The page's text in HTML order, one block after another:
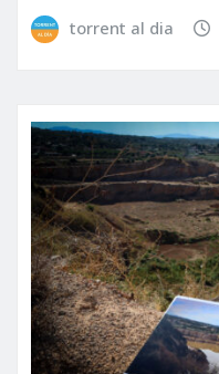
torrent al dia